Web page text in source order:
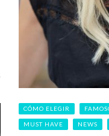
CÓMO ELEGIR
MUST HAVE NEWS